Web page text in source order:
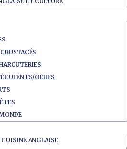
OEUFS
ANGLAISE